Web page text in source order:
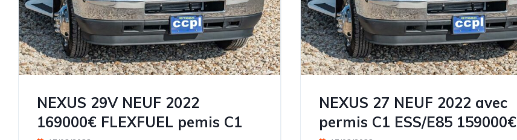
NEXUS 29V NEUF 2022
169000€ FLEXFUEL pemis C1
NEXUS 27 NEUF 2022 avec
permis C1 ESS/E85 159000€